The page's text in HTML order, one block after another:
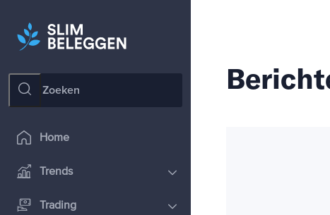
Home
Trends
Trading